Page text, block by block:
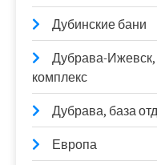
Дубинские бани
Дубрава-
комплекс
Дубрава, база
Европа